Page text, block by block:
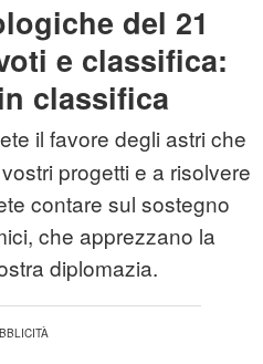
del 21
e classifica:
classifica
il favore degli astri che
progetti e a risolvere
contare sul sostegno
che apprezzano la
diplomazia.